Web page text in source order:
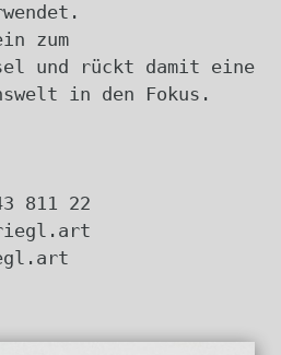
zum
und rückt damit eine
in den Fokus.
811 22